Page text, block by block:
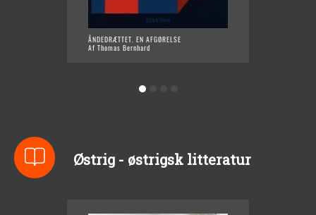
ÅNDEDRÆTTET. EN AFGØRELSE
Af Thomas Bernhard
Østrig - østrigsk litteratur